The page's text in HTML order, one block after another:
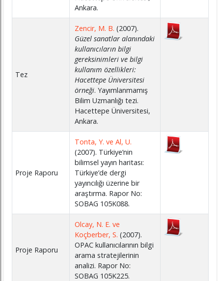
Ankara.
Tez
Zencir, M. B. (2007).
Güzel sanatlar alanındaki
kullanıcıların bilgi
gereksinimleri ve bilgi
kullanım özellikleri:
Hacettepe Üniversitesi
örneği. Yayımlanmamış
Bilim Uzmanlığı tezi.
Hacettepe Üniversitesi,
Ankara.
Proje Raporu
Tonta, Y. ve Al, U.
(2007). Türkiye’nin
bilimsel yayın haritası:
Türkiye’de dergi
yayıncılığı üzerine bir
araştırma. Rapor No:
SOBAG 105K088.
Proje Raporu
Olcay, N. E. ve
Koçberber, S. (2007).
OPAC kullanıcılarının bilgi
arama stratejilerinin
analizi. Rapor No:
SOBAG 105K225.